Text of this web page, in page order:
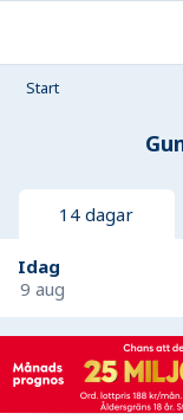
Start
14 dagar
Idag
9 aug